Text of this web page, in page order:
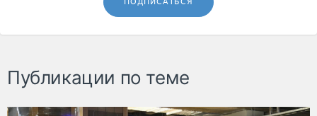
Публикации по теме